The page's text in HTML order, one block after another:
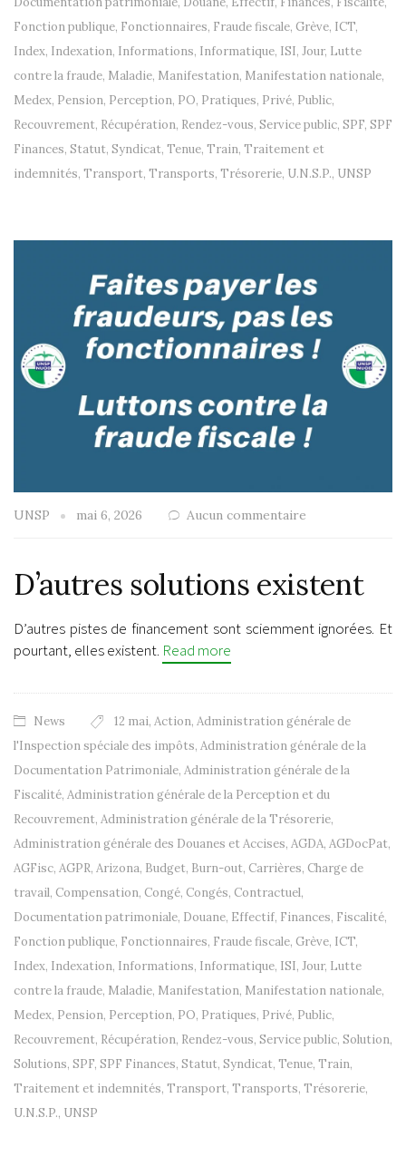
Fonction publique, Fonctionnaires, Fraude fiscale, Grève, ICT,
Index, Indexation, Informations, Informatique, ISI, Jour, Lutte
contre la fraude, Maladie, Manifestation, Manifestation nationale,
Medex, Pension, Perception, PO, Pratiques, Privé, Public,
Recouvrement, Récupération, Rendez-vous, Service public, SPF, SPF
Finances, Statut, Syndicat, Tenue, Train, Traitement et
indemnités, Transport, Transports, Trésorerie, U.N.S.P., UNSP
UNSP mai 6, 2026 Aucun commentaire
D’autres solutions existent
D’autres pistes de financement sont sciemment ignorées. Et
pourtant, elles existent. Read more
News 12 mai, Action, Administration générale de
l'Inspection spéciale des impôts, Administration générale de la
Documentation Patrimoniale, Administration générale de la
Fiscalité, Administration générale de la Perception et du
Recouvrement, Administration générale de la Trésorerie,
Administration générale des Douanes et Accises, AGDA, AGDocPat,
AGFisc, AGPR, Arizona, Budget, Burn-out, Carrières, Charge de
travail, Compensation, Congé, Congés, Contractuel,
Documentation patrimoniale, Douane, Effectif, Finances, Fiscalité,
Fonction publique, Fonctionnaires, Fraude fiscale, Grève, ICT,
Index, Indexation, Informations, Informatique, ISI, Jour, Lutte
contre la fraude, Maladie, Manifestation, Manifestation nationale,
Medex, Pension, Perception, PO, Pratiques, Privé, Public,
Recouvrement, Récupération, Rendez-vous, Service public, Solution,
Solutions, SPF, SPF Finances, Statut, Syndicat, Tenue, Train,
Traitement et indemnités, Transport, Transports, Trésorerie,
U.N.S.P., UNSP